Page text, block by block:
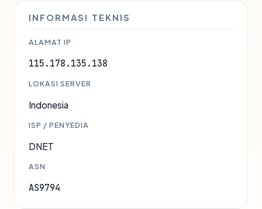
INFORMASI TEKNIS
ALAMAT IP
115.178.135.138
LOKASI SERVER
Indonesia
ISP / PENYEDIA
DNET
ASN
AS9794